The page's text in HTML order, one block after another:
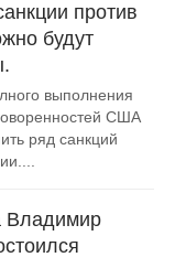
против
будут
выполнения
США
ряд санкций
Владимир